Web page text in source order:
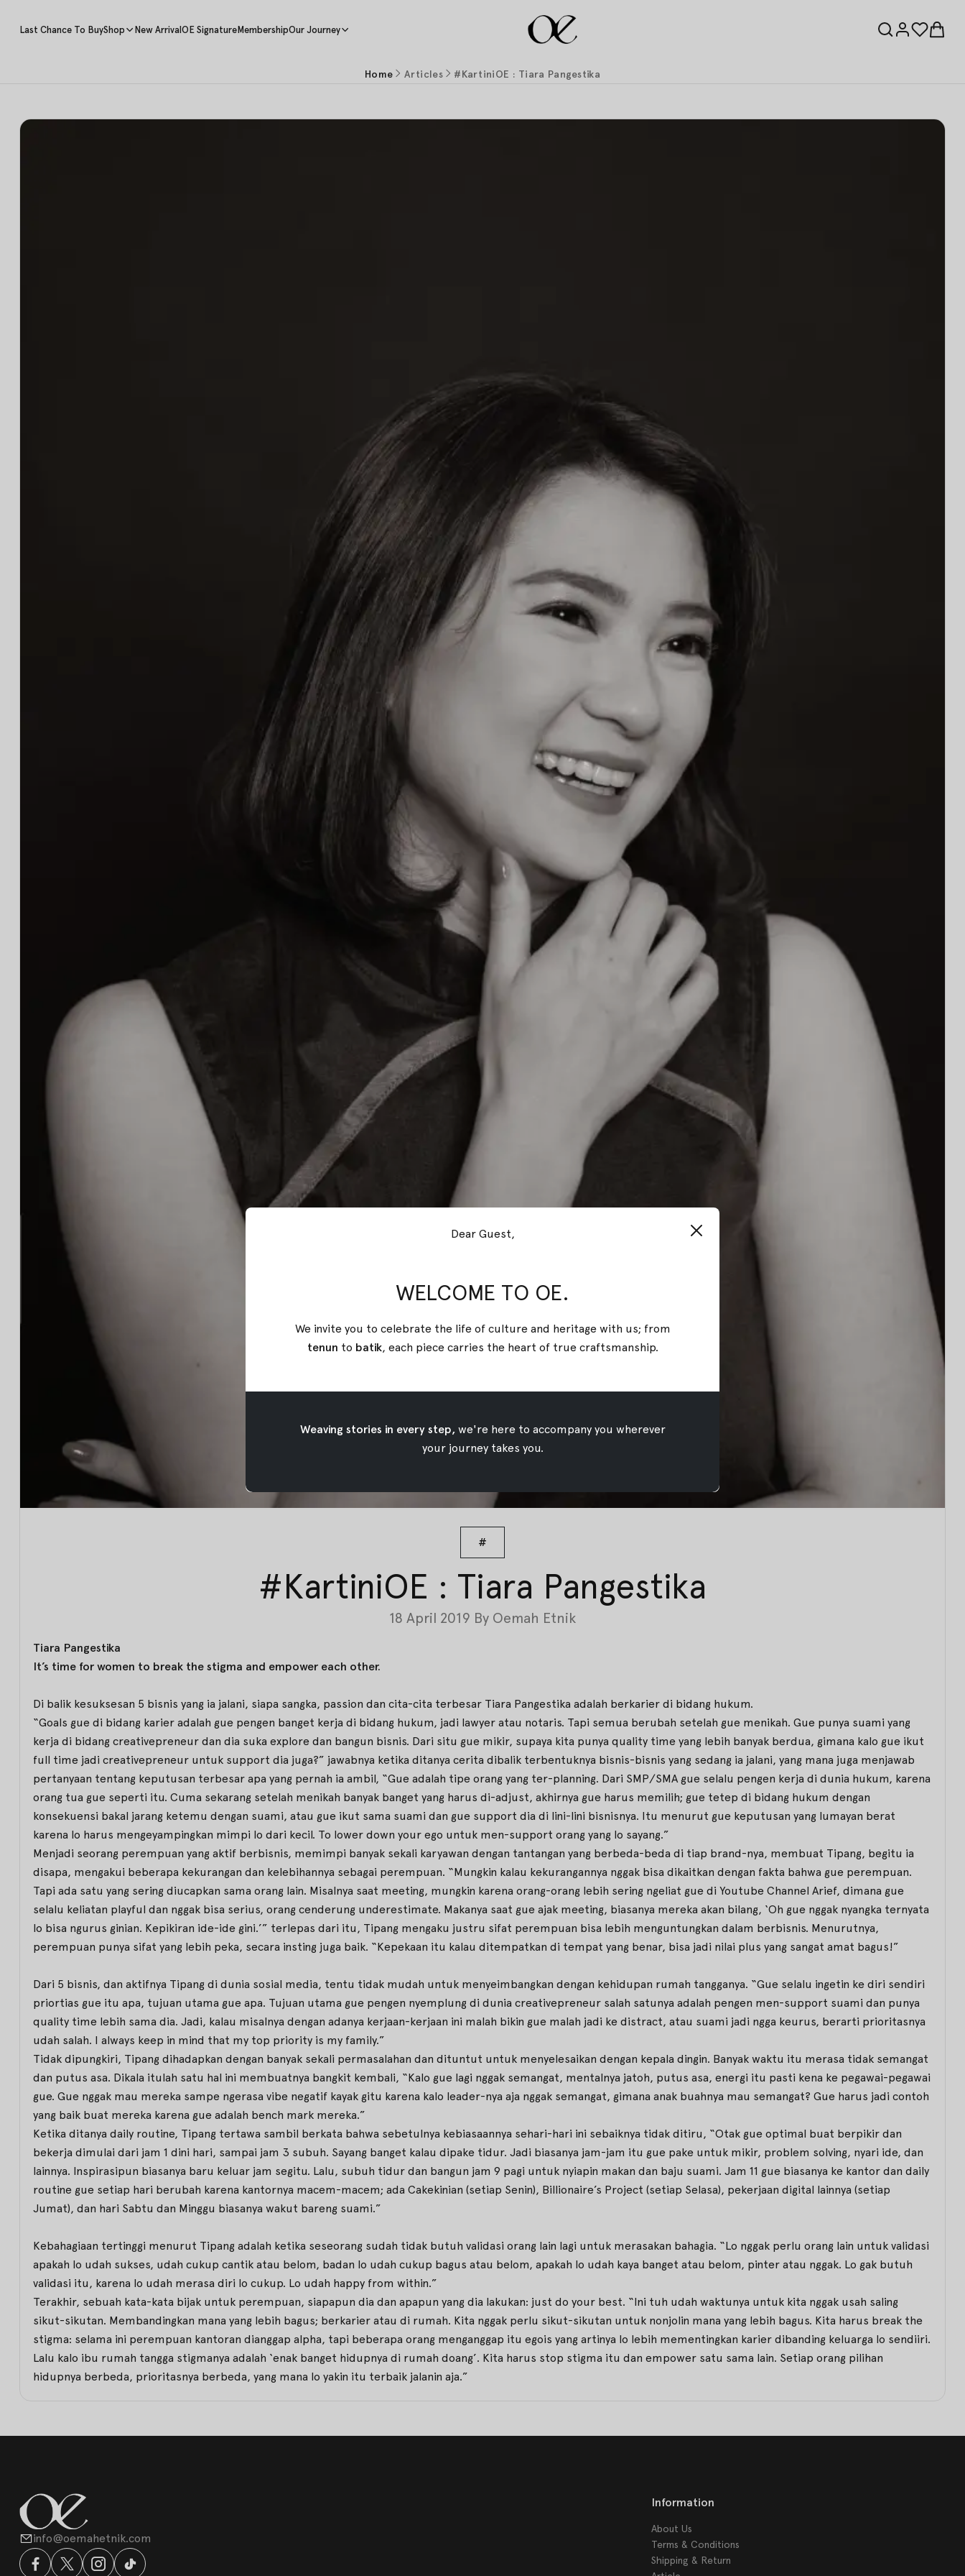
Last Chance To BuyShop New Arrival OE Signature MembershipOur Journey
Home Articles #KartiniOE : Tiara Pangestika
#
#KartiniOE : Tiara Pangestika
18 April 2019 By Oemah Etnik
Tiara Pangestika
It’s time for women to break the stigma and empower each other.
Di balik kesuksesan 5 bisnis yang ia jalani, siapa sangka, passion dan cita-cita terbesar Tiara Pangestika adalah berkarier di bidang hukum.
“Goals gue di bidang karier adalah gue pengen banget kerja di bidang hukum, jadi lawyer atau notaris. Tapi semua berubah setelah gue menikah. Gue punya suami yang
kerja di bidang creativepreneur dan dia suka explore dan bangun bisnis. Dari situ gue mikir, supaya kita punya quality time yang lebih banyak berdua, gimana kalo gue ikut
full time jadi creativepreneur untuk support dia juga?” jawabnya ketika ditanya cerita dibalik terbentuknya bisnis-bisnis yang sedang ia jalani, yang mana juga menjawab
pertanyaan tentang keputusan terbesar apa yang pernah ia ambil, “Gue adalah tipe orang yang ter-planning. Dari SMP/SMA gue selalu pengen kerja di dunia hukum, karena
orang tua gue seperti itu. Cuma sekarang setelah menikah banyak banget yang harus di-adjust, akhirnya gue harus memilih; gue tetep di bidang hukum dengan
konsekuensi bakal jarang ketemu dengan suami, atau gue ikut sama suami dan gue support dia di lini-lini bisnisnya. Itu menurut gue keputusan yang lumayan berat
karena lo harus mengeyampingkan mimpi lo dari kecil. To lower down your ego untuk men-support orang yang lo sayang.”
Menjadi seorang perempuan yang aktif berbisnis, memimpi banyak sekali karyawan dengan tantangan yang berbeda-beda di tiap brand-nya, membuat Tipang, begitu ia
disapa, mengakui beberapa kekurangan dan kelebihannya sebagai perempuan. “Mungkin kalau kekurangannya nggak bisa dikaitkan dengan fakta bahwa gue perempuan.
Tapi ada satu yang sering diucapkan sama orang lain. Misalnya saat meeting, mungkin karena orang-orang lebih sering ngeliat gue di Youtube Channel Arief, dimana gue
selalu keliatan playful dan nggak bisa serius, orang cenderung underestimate. Makanya saat gue ajak meeting, biasanya mereka akan bilang, ‘Oh gue nggak nyangka ternyata
lo bisa ngurus ginian. Kepikiran ide-ide gini.’” terlepas dari itu, Tipang mengaku justru sifat perempuan bisa lebih menguntungkan dalam berbisnis. Menurutnya,
perempuan punya sifat yang lebih peka, secara insting juga baik. “Kepekaan itu kalau ditempatkan di tempat yang benar, bisa jadi nilai plus yang sangat amat bagus!”
Dari 5 bisnis, dan aktifnya Tipang di dunia sosial media, tentu tidak mudah untuk menyeimbangkan dengan kehidupan rumah tangganya. “Gue selalu ingetin ke diri sendiri
priortias gue itu apa, tujuan utama gue apa. Tujuan utama gue pengen nyemplung di dunia creativepreneur salah satunya adalah pengen men-support suami dan punya
quality time lebih sama dia. Jadi, kalau misalnya dengan adanya kerjaan-kerjaan ini malah bikin gue malah jadi ke distract, atau suami jadi ngga keurus, berarti prioritasnya
udah salah. I always keep in mind that my top priority is my family.”
Tidak dipungkiri, Tipang dihadapkan dengan banyak sekali permasalahan dan dituntut untuk menyelesaikan dengan kepala dingin. Banyak waktu itu merasa tidak semangat
dan putus asa. Dikala itulah satu hal ini membuatnya bangkit kembali, “Kalo gue lagi nggak semangat, mentalnya jatoh, putus asa, energi itu pasti kena ke pegawai-pegawai
gue. Gue nggak mau mereka sampe ngerasa vibe negatif kayak gitu karena kalo leader-nya aja nggak semangat, gimana anak buahnya mau semangat? Gue harus jadi contoh
yang baik buat mereka karena gue adalah bench mark mereka.”
Ketika ditanya daily routine, Tipang tertawa sambil berkata bahwa sebetulnya kebiasaannya sehari-hari ini sebaiknya tidak ditiru, “Otak gue optimal buat berpikir dan
bekerja dimulai dari jam 1 dini hari, sampai jam 3 subuh. Sayang banget kalau dipake tidur. Jadi biasanya jam-jam itu gue pake untuk mikir, problem solving, nyari ide, dan
lainnya. Inspirasipun biasanya baru keluar jam segitu. Lalu, subuh tidur dan bangun jam 9 pagi untuk nyiapin makan dan baju suami. Jam 11 gue biasanya ke kantor dan daily
routine gue setiap hari berubah karena kantornya macem-macem; ada Cakekinian (setiap Senin), Billionaire’s Project (setiap Selasa), pekerjaan digital lainnya (setiap
Jumat), dan hari Sabtu dan Minggu biasanya wakut bareng suami.”
Kebahagiaan tertinggi menurut Tipang adalah ketika seseorang sudah tidak butuh validasi orang lain lagi untuk merasakan bahagia. “Lo nggak perlu orang lain untuk validasi
apakah lo udah sukses, udah cukup cantik atau belom, badan lo udah cukup bagus atau belom, apakah lo udah kaya banget atau belom, pinter atau nggak. Lo gak butuh
validasi itu, karena lo udah merasa diri lo cukup. Lo udah happy from within.”
Terakhir, sebuah kata-kata bijak untuk perempuan, siapapun dia dan apapun yang dia lakukan: just do your best. “Ini tuh udah waktunya untuk kita nggak usah saling
sikut-sikutan. Membandingkan mana yang lebih bagus; berkarier atau di rumah. Kita nggak perlu sikut-sikutan untuk nonjolin mana yang lebih bagus. Kita harus break the
stigma: selama ini perempuan kantoran dianggap alpha, tapi beberapa orang menganggap itu egois yang artinya lo lebih mementingkan karier dibanding keluarga lo sendiiri.
Lalu kalo ibu rumah tangga stigmanya adalah ‘enak banget hidupnya di rumah doang’. Kita harus stop stigma itu dan empower satu sama lain. Setiap orang pilihan
hidupnya berbeda, prioritasnya berbeda, yang mana lo yakin itu terbaik jalanin aja.”
info@oemahetnik.com
Information
About Us
Terms & Conditions
Shipping & Return
Dear Guest,
WELCOME TO OE.
We invite you to celebrate the life of culture and heritage with us; from
tenun to batik, each piece carries the heart of true craftsmanship.
Weaving stories in every step,we're here to accompany you wherever
your journey takes you.